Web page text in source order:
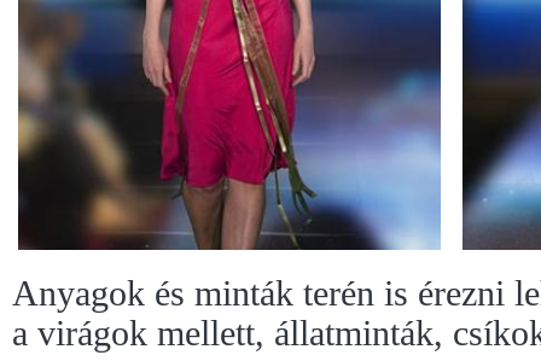
Anyagok és minták terén is érezni
a virágok mellett, állatminták,